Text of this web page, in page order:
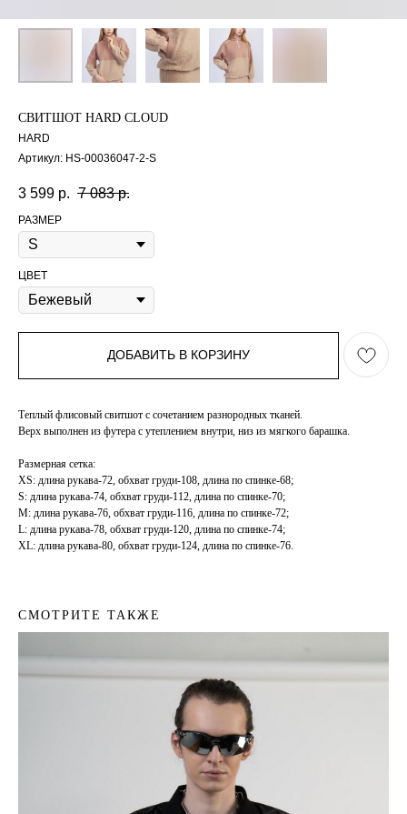
СВИТШОТ HARD CLOUD
HARD
Артикул: HS-00036047-2-S
3 599 р. 7 083 р.
РАЗМЕР
ЦВЕТ
ДОБАВИТЬ В КОРЗИНУ
Теплый флисовый свитшот с сочетанием разнородных тканей.
Верх выполнен из футера с утеплением внутри, низ из мягкого барашка.
Размерная сетка:
XS: длина рукава-72, обхват груди-108, длина по спинке-68;
S: длина рукава-74, обхват груди-112, длина по спинке-70;
M: длина рукава-76, обхват груди-116, длина по спинке-72;
L: длина рукава-78, обхват груди-120, длина по спинке-74;
XL: длина рукава-80, обхват груди-124, длина по спинке-76.
СМОТРИТЕ ТАКЖЕ